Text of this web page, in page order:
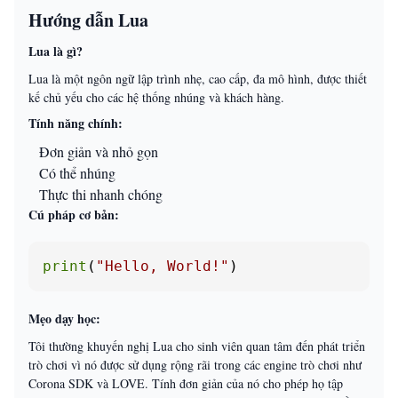
Hướng dẫn Lua
Lua là gì?
Lua là một ngôn ngữ lập trình nhẹ, cao cấp, đa mô hình, được thiết
kế chủ yếu cho các hệ thống nhúng và khách hàng.
Tính năng chính:
Đơn giản và nhỏ gọn
Có thể nhúng
Thực thi nhanh chóng
Cú pháp cơ bản:
print ( "Hello, World!" )
Mẹo dạy học:
Tôi thường khuyến nghị Lua cho sinh viên quan tâm đến phát triển
trò chơi vì nó được sử dụng rộng rãi trong các engine trò chơi như
Corona SDK và LOVE. Tính đơn giản của nó cho phép họ tập